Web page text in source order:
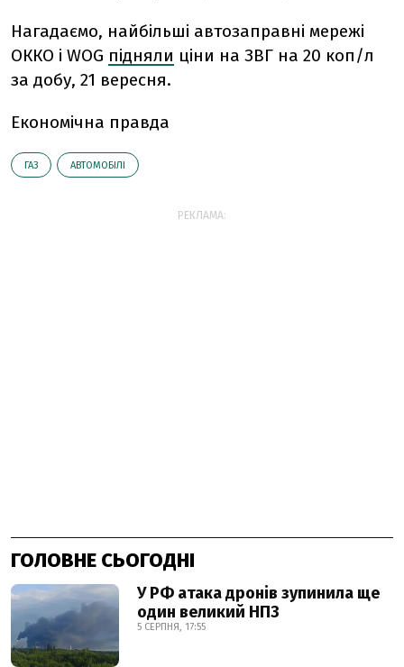
Нагадаємо, найбільші автозаправні мережі
ОККО і WOG підняли ціни на ЗВГ на 20 коп/л
за добу, 21 вересня.
Економічна правда
ГАЗ АВТОМОБІЛІ
РЕКЛАМА:
ГОЛОВНЕ СЬОГОДНІ
У РФ атака дронів зупинила ще
один великий НПЗ
5 СЕРПНЯ, 17:55